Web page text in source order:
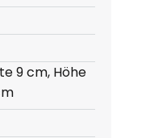
9 cm, Höhe